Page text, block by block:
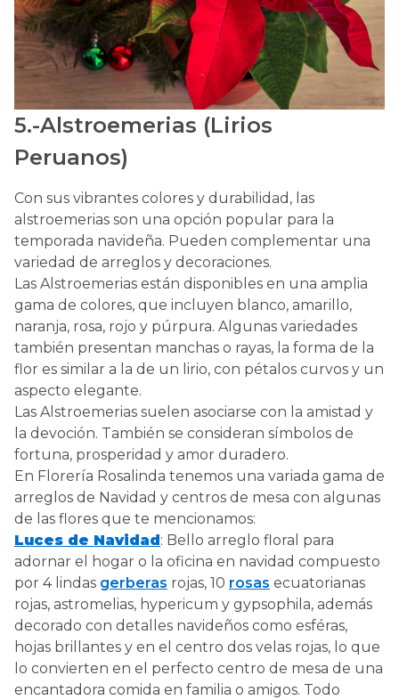
5.-Alstroemerias (Lirios
Peruanos)
Con sus vibrantes colores y durabilidad, las
alstroemerias son una opción popular para la
temporada navideña. Pueden complementar una
variedad de arreglos y decoraciones.
Las Alstroemerias están disponibles en una amplia
gama de colores, que incluyen blanco, amarillo,
naranja, rosa, rojo y púrpura. Algunas variedades
también presentan manchas o rayas, la forma de la
flor es similar a la de un lirio, con pétalos curvos y un
aspecto elegante.
Las Alstroemerias suelen asociarse con la amistad y
la devoción. También se consideran símbolos de
fortuna, prosperidad y amor duradero.
En Florería Rosalinda tenemos una variada gama de
arreglos de Navidad y centros de mesa con algunas
de las flores que te mencionamos:
Luces de Navidad: Bello arreglo floral para
adornar el hogar o la oficina en navidad compuesto
por 4 lindas gerberas rojas, 10 rosas ecuatorianas
rojas, astromelias, hypericum y gypsophila, además
decorado con detalles navideños como esféras,
hojas brillantes y en el centro dos velas rojas, lo que
lo convierten en el perfecto centro de mesa de una
encantadora comida en familia o amigos. Todo